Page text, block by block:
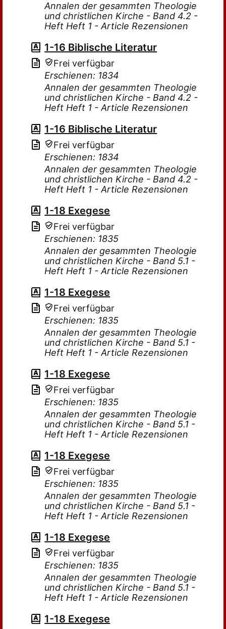
Annalen der gesammten Theologie
und christlichen Kirche - Band 4.2 -
Heft Heft 1 - Article Rezensionen
1-16 Biblische Literatur
Frei verfügbar
Erschienen: 1834
Annalen der gesammten Theologie
und christlichen Kirche - Band 4.2 -
Heft Heft 1 - Article Rezensionen
1-16 Biblische Literatur
Frei verfügbar
Erschienen: 1834
Annalen der gesammten Theologie
und christlichen Kirche - Band 4.2 -
Heft Heft 1 - Article Rezensionen
1-18 Exegese
Frei verfügbar
Erschienen: 1835
Annalen der gesammten Theologie
und christlichen Kirche - Band 5.1 -
Heft Heft 1 - Article Rezensionen
1-18 Exegese
Frei verfügbar
Erschienen: 1835
Annalen der gesammten Theologie
und christlichen Kirche - Band 5.1 -
Heft Heft 1 - Article Rezensionen
1-18 Exegese
Frei verfügbar
Erschienen: 1835
Annalen der gesammten Theologie
und christlichen Kirche - Band 5.1 -
Heft Heft 1 - Article Rezensionen
1-18 Exegese
Frei verfügbar
Erschienen: 1835
Annalen der gesammten Theologie
und christlichen Kirche - Band 5.1 -
Heft Heft 1 - Article Rezensionen
1-18 Exegese
Frei verfügbar
Erschienen: 1835
Annalen der gesammten Theologie
und christlichen Kirche - Band 5.1 -
Heft Heft 1 - Article Rezensionen
1-18 Exegese